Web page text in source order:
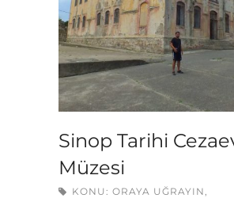
Sinop Tarihi
Müzesi
KONU: ORAYA UĞRAYIN